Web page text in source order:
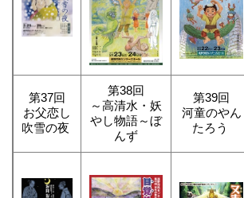
第37回
お父恋し
吹雪の夜
第38回
～高清水・妖
やし物語～ぼ
んず
第39回
河童のやん
たろう